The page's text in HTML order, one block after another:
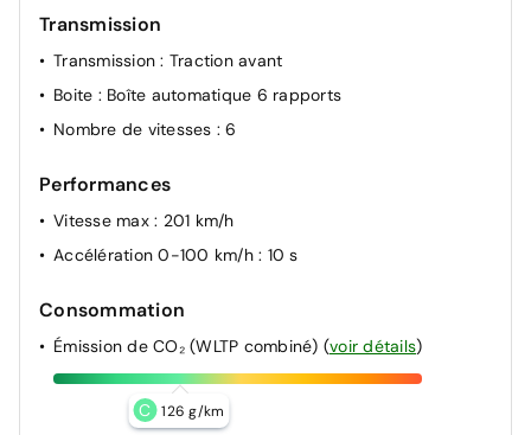
Transmission
Transmission: Traction avant
Boite : Boîte automatique 6 rapports
Nombre de vitesses : 6
Performances
Vitesse max : 201 km/h
Accélération 0-100 km/h : 10 s
Consommation
Émission de CO₂ (WLTP combiné) (voir détails)
C 126 g/km